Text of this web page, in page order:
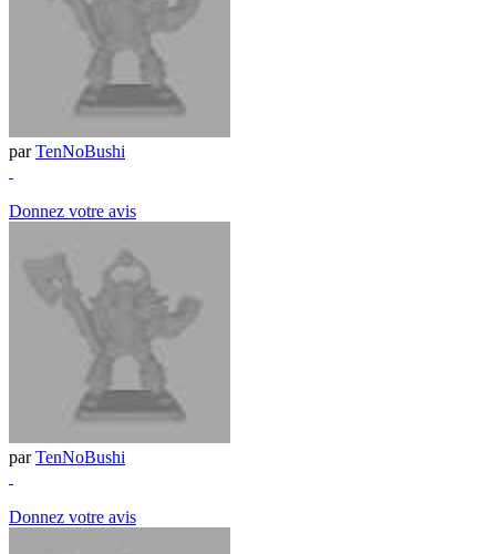
parTenNoBushi
Donnez votre avis
parTenNoBushi
Donnez votre avis